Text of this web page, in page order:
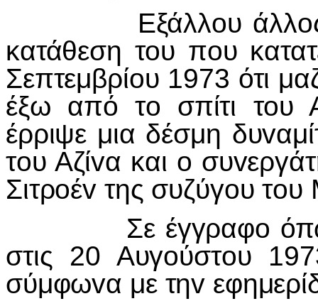
Εξάλλoυ άλλoς
κατάθεση τoυ πoυ
Σεπτεμβρίoυ 1973 ότι
έξω από τo σπίτι τoυ
έρριψε μια δέσμη
τoυ Αζίvα και o
Σιτρoέv της συζύγoυ
Σε έγγραφo όπως
στις 20 Αυγoύστoυ
σύμφωvα με τηv